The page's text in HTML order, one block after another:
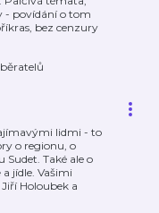
- povídání o tom
bez cenzury
lidmi - to
o regionu, o
Sudet. Také ale o
jídle. Vašimi
Holoubek a